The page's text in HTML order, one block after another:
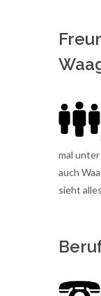
mal
auch
sieht